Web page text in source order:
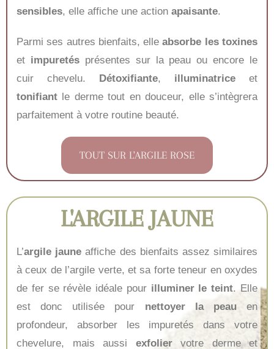
sensibles, elle affiche une action apaisante.
Parmi ses autres bienfaits, elleabsorbe les toxines
et impuretés présentes sur la peau ou encore le
cuir chevelu. Détoxifiante, illuminatrice et
tonifiant le derme tout en douceur, elle s’intègrera
parfaitement à votre routine beauté.
TOUT SUR L'ARGILE ROSE
L'ARGILE JAUNE
L’argile jaune affiche des bienfaits assez similaires
à ceux de l’argile verte, et sa forte teneur en oxydes
de fer se révèle idéale pour illuminer le teint. Elle
est donc utilisée pour nettoyer la peauen
profondeur, absorber les impuretés dans votre
chevelure, mais aussi exfoliervotre derme et